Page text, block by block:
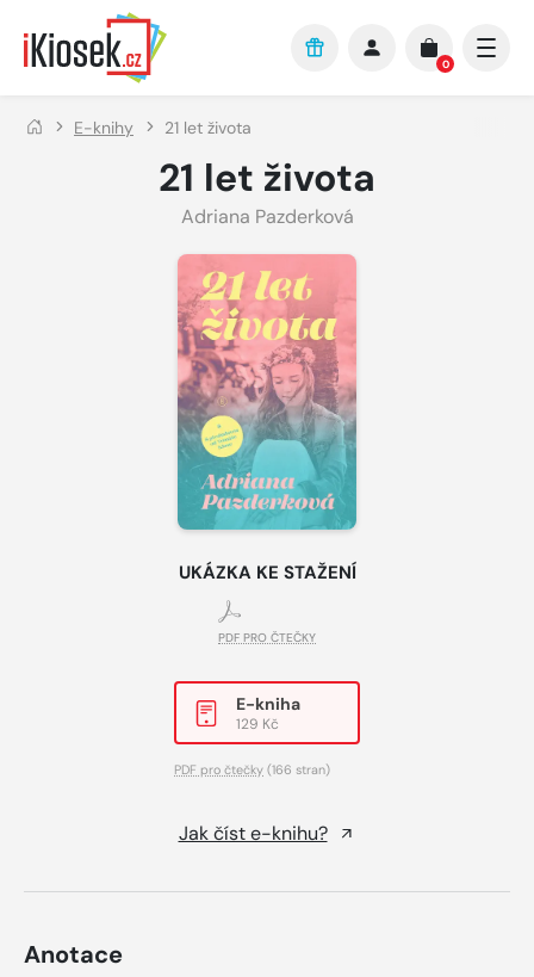
Přejít na hlavní obsah
0
E-knihy 21 let života
21 let života
Adriana Pazderková
UKÁZKA KE STAŽENÍ
PDF PRO ČTEČKY
E-kniha
129 Kč
PDF pro čtečky (166 stran)
Jak číst e-knihu?
Anotace